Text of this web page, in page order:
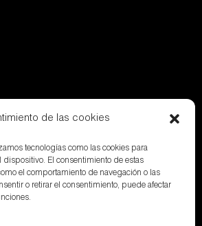
de las cookies
tecnologías como las cookies para
El consentimiento de estas
el comportamiento de navegación o las
o retirar el consentimiento, puede afectar